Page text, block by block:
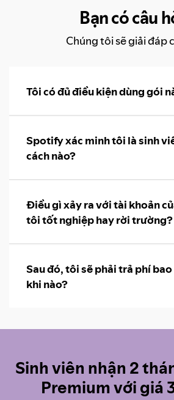
Bạn có câu
Chúng tôi sẽ giải đáp
Tôi có đủ điều kiện dùng gói
Spotify xác minh tôi là sinh
cách nào?
Điều gì xảy ra với tài khoản
tôi tốt nghiệp hay rời trường?
Sau đó, tôi sẽ phải trả phí
khi nào?
Sinh viên nhận 2
Premium với giá